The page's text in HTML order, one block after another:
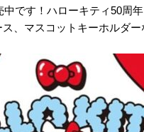
です！ハローキティ50周
、マスコットキーホルダ